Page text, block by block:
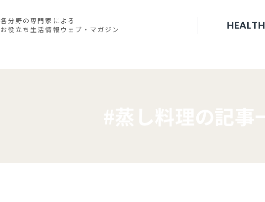
各分野の専門家による
お役立ち生活情報ウェブ・ マガジン HEALTH